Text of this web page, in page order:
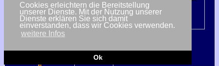
Cookies erleichtern die Bereitstellung
unserer Dienste. Mit der Nutzung unserer
Dienste erklären Sie sich damit
einverstanden, dass wir Cookies verwenden.
weitere Infos
Ok